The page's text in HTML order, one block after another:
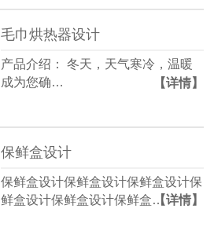
毛巾烘热器设计
产品介绍： 冬天，天气寒冷，温暖
成为您确…
【详情】
保鲜盒设计
保鲜盒设计保鲜盒设计保鲜盒设计保
鲜盒设计保鲜盒设计保鲜盒…【详情】